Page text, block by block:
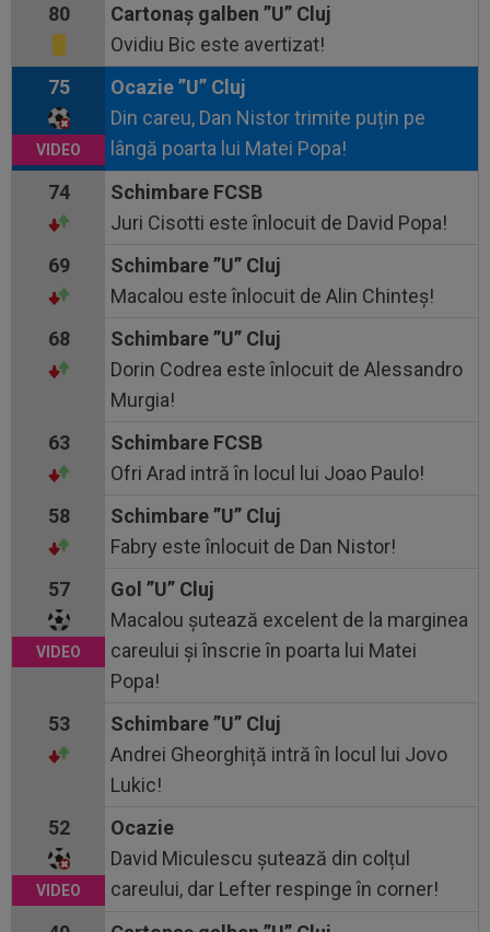
80
Cartonaş galben ”U” Cluj
Ovidiu Bic este avertizat!
75
Ocazie ”U” Cluj
Din careu, Dan Nistor trimite puțin pe
lângă poarta lui Matei Popa!
74
Schimbare FCSB
Juri Cisotti este înlocuit de David Popa!
69
Schimbare ”U” Cluj
Macalou este înlocuit de Alin Chinteș!
68
Schimbare ”U” Cluj
Dorin Codrea este înlocuit de Alessandro
Murgia!
63
Schimbare FCSB
Ofri Arad intră în locul lui Joao Paulo!
58
Schimbare ”U” Cluj
Fabry este înlocuit de Dan Nistor!
57
Gol ”U” Cluj
Macalou șutează excelent de la marginea
careului și înscrie în poarta lui Matei
Popa!
53
Schimbare ”U” Cluj
Andrei Gheorghiță intră în locul lui Jovo
Lukic!
52
Ocazie
David Miculescu șutează din colțul
careului, dar Lefter respinge în corner!